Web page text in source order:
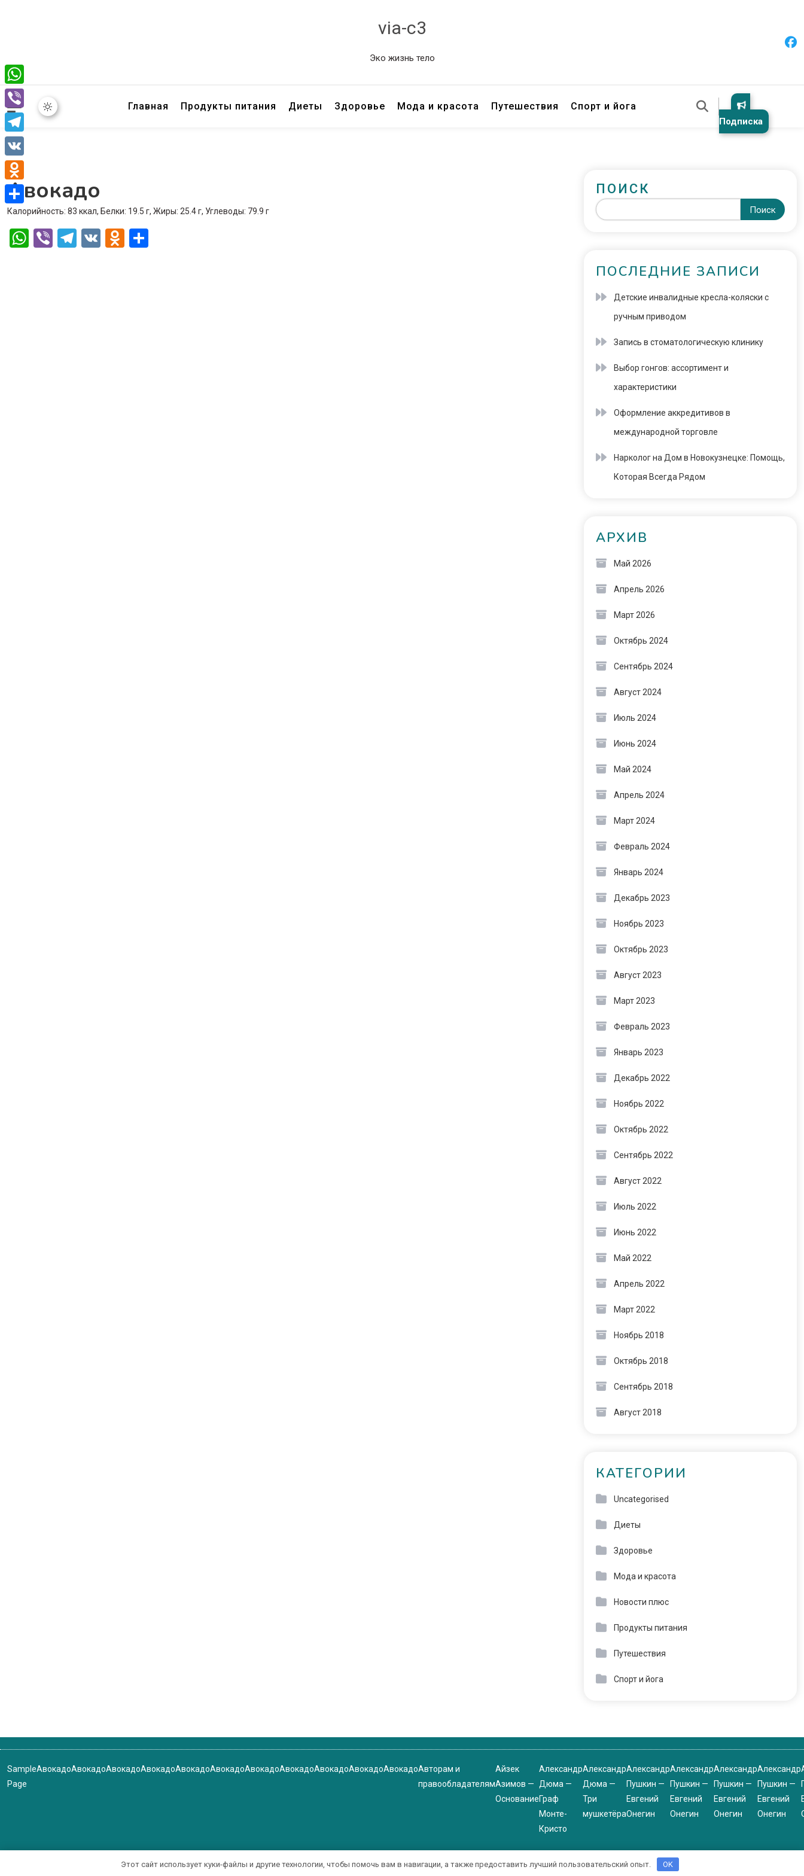
via-c3
Эко жизнь тело
Главная Продукты питания Диеты Здоровье Мода и красота Путешествия Спорт и йога
Подписка
Авокадо
Калорийность: 83 ккал, Белки: 19.5 г, Жиры: 25.4 г, Углеводы: 79.9 г
WhatsApp
ViberTelegram
VK Odnoklassniki
ПОИСК
Поиск
ПОСЛЕДНИЕ ЗАПИСИ
Детские инвалидные кресла-коляски с
ручным приводом
Запись в стоматологическую клинику
Выбор гонгов: ассортимент и
характеристики
Оформление аккредитивов в
международной торговле
Нарколог на Дом в Новокузнецке: Помощь,
Которая Всегда Рядом
АРХИВ
Май 2026
Апрель 2026
Март 2026
Октябрь 2024
Сентябрь 2024
Август 2024
Июль 2024
Июнь 2024
Май 2024
Апрель 2024
Март 2024
Февраль 2024
Январь 2024
Декабрь 2023
Ноябрь 2023
Октябрь 2023
Август 2023
Март 2023
Февраль 2023
Январь 2023
Декабрь 2022
Ноябрь 2022
Октябрь 2022
Сентябрь 2022
Август 2022
Июль 2022
Июнь 2022
Май 2022
Апрель 2022
Март 2022
Ноябрь 2018
Октябрь 2018
Сентябрь 2018
Август 2018
КАТЕГОРИИ
Uncategorised
Диеты
Здоровье
Мода и красота
Новости плюс
Продукты питания
Путешествия
Спорт и йога
Sample
Page
АвокадоАвокадоАвокадоАвокадоАвокадоАвокадоАвокадоАвокадоАвокадоАвокадоАвокадоАвторам и
правообладателям
Айзек
Азимов —
Основание
Александр
Дюма —
Граф
Монте-
Кристо
Александр
Дюма —
Три
мушкетёра
Александр
Пушкин —
Евгений
Онегин
Александр
Пушкин —
Евгений
Онегин
Александр
Пушкин —
Евгений
Онегин
Александр
Пушкин —
Евгений
Онегин
WhatsApp
Viber
Telegram
VK
Odnoklassniki
Отправить
Этот сайт использует куки-файлы и другие технологии, чтобы помочь вам в навигации, а также предоставить лучший пользовательский опыт. OK